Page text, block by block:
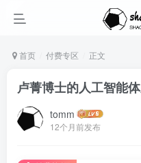
首页 付费专区 正文
卢菁博士的人工智能
tomm
12个月前发布